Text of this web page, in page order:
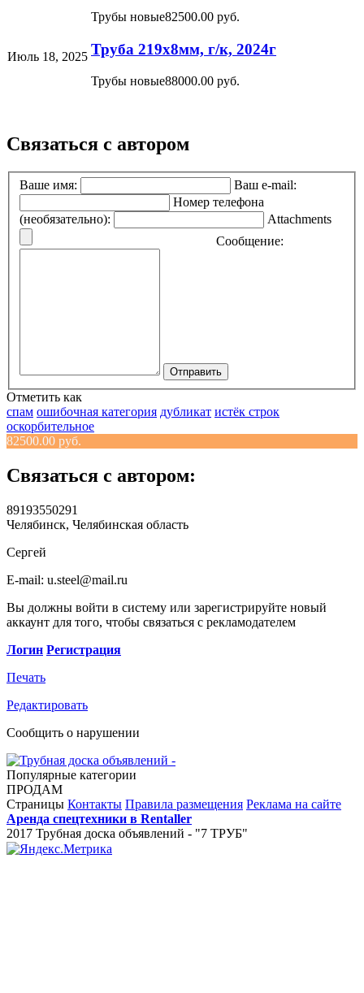
Трубы новые82500.00 руб.
Июль 18, 2025 Труба 219х8мм, г/к, 2024г
Трубы новые88000.00 руб.
Связаться с автором
Ваше имя:
Ваш e-mail:
Номер телефона
(необязательно):
Attachments
Сообщение:
Отправить
Отметить как
спам ошибочная категория дубликат истёк строк
оскорбительное
82500.00 руб.
Связаться с автором:
89193550291
Челябинск, Челябинская область
Сергей
E-mail: u.steel@mail.ru
Вы должны войти в систему или зарегистрируйте новый
аккаунт для того, чтобы связаться с рекламодателем
Логин Регистрация
Печать
Редактировать
Сообщить о нарушении
Популярные категории
ПРОДАМ
Страницы Контакты Правила размещения Реклама на сайте
Аренда спецтехники в Rentaller
2017 Трубная доска объявлений - "7 ТРУБ"